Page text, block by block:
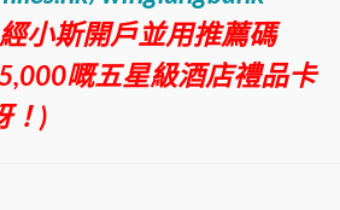
小斯開戶並用推薦碼
嘅五星級酒店禮品卡
！)